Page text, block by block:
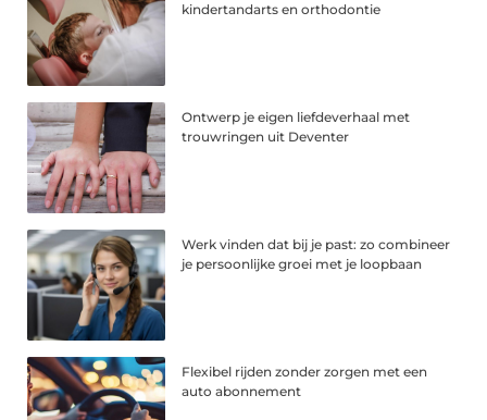
kindertandarts en orthodontie
Ontwerp je eigen liefdeverhaal met
trouwringen uit Deventer
Werk vinden dat bij je past: zo combineer
je persoonlijke groei met je loopbaan
Flexibel rijden zonder zorgen met een
auto abonnement